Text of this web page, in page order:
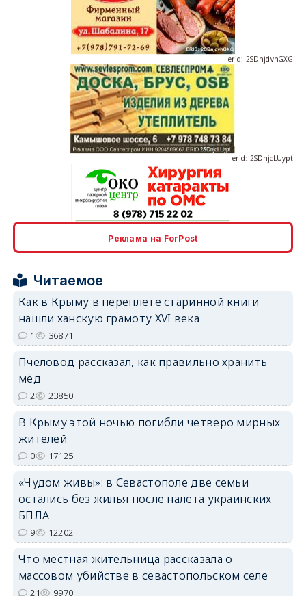
erid: 2SDnjdvhGXG
erid: 2SDnjcLUypt
Реклама на ForPost
Читаемое
Как в Крыму в переплёте старинной книги
нашли ханскую грамоту XVI века
1 36871
Пчеловод рассказал, как правильно хранить
мёд
2 23850
В Крыму этой ночью погибли четверо мирных
жителей
0 17125
«Чудом живы»: в Севастополе две семьи
остались без жилья после налёта украинских
БПЛА
9 12202
Что местная жительница рассказала о
массовом убийстве в севастопольском селе
21 9970